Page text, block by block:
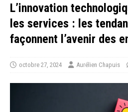
L’innovation
les services : les
façonnent l’avenir des
octobre 27, 2024 Aurélien Chapuis